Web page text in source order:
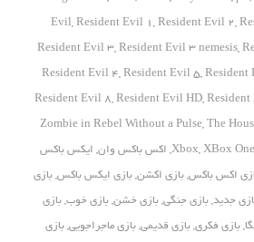
Evil,Resident Evil 1,Resident Evil 2,
Resident Evil 3,Resident Evil 3 nemesis,
Resident Evil 4,Resident Evil 5,Resident
Resident Evil 8,Resident Evil HD,
Zombie in Rebel Without a Pulse,The
Xbox,XBox One
, اکس باکس وان, ایکس باکس
اکس باکس,بازی اکشن,بازی ایکس باکس,بازی
جدید,بازی جنگی,بازی خشن,بازی خوب,بازی
,بازی فکری,بازی قدیمی,بازی ماجراجویی,بازی